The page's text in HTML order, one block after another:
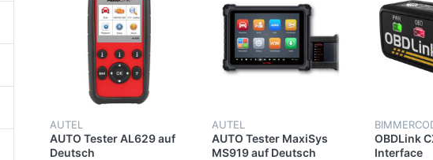
AUTEL
AUTO Tester AL629 auf
Deutsch
AUTEL
AUTO Tester MaxiSys
MS919 auf Deutsch
OBDLink
Interface